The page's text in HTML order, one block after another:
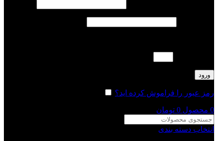
ورود
رمز عبور را فراموش کرده اید؟
0 محصول 0 تومان
انتخاب دسته بندی